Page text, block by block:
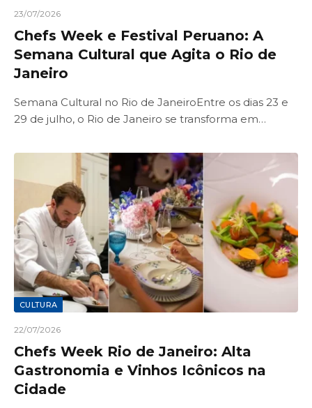
23/07/2026
Chefs Week e Festival Peruano: A
Semana Cultural que Agita o Rio de
Janeiro
Semana Cultural no Rio de JaneiroEntre os dias 23 e
29 de julho, o Rio de Janeiro se transforma em…
CULTURA
22/07/2026
Chefs Week Rio de Janeiro: Alta
Gastronomia e Vinhos Icônicos na
Cidade